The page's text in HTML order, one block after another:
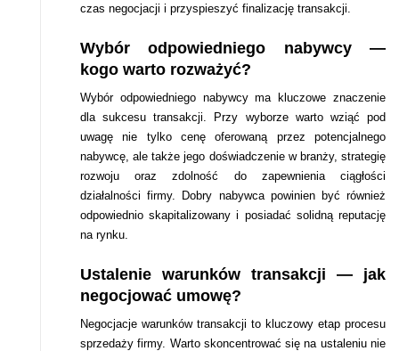
czas negocjacji i przyspieszyć finalizację transakcji.
Wybór odpowiedniego nabywcy —
kogo warto rozważyć?
Wybór odpowiedniego nabywcy ma kluczowe znaczenie
dla sukcesu transakcji. Przy wyborze warto wziąć pod
uwagę nie tylko cenę oferowaną przez potencjalnego
nabywcę, ale także jego doświadczenie w branży, strategię
rozwoju oraz zdolność do zapewnienia ciągłości
działalności firmy. Dobry nabywca powinien być również
odpowiednio skapitalizowany i posiadać solidną reputację
na rynku.
Ustalenie warunków transakcji — jak
negocjować umowę?
Negocjacje warunków transakcji to kluczowy etap procesu
sprzedaży firmy. Warto skoncentrować się na ustaleniu nie